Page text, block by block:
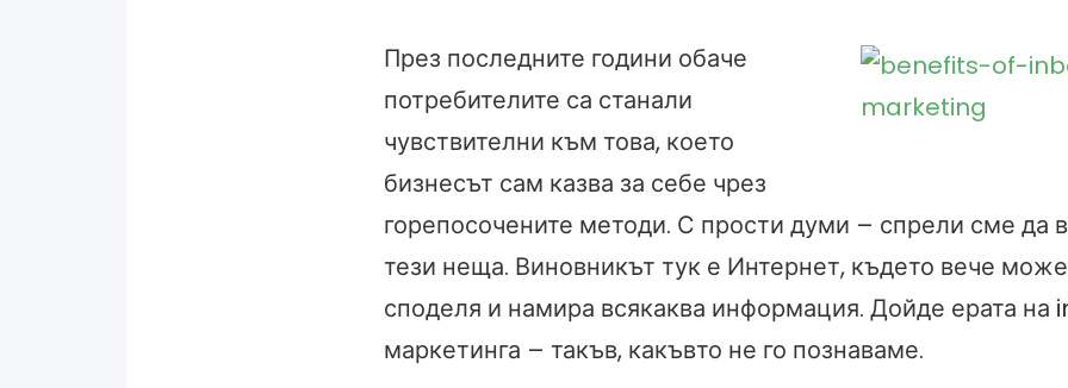
През последните години обаче
потребителите са станали
чувствителни към това, което
бизнесът сам казва за себе чрез
горепосочените методи. С прости думи – спрели сме да
тези неща. Виновникът тук е Интернет, където вече
споделя и намира всякаква информация. Дойде ерата на
маркетинга – такъв, какъвто не го познаваме.